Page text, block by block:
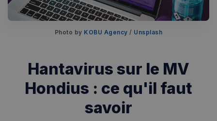
Recherche ✨Chatbot IA
Annuaire des professionnels
Photo by KOBU Agency / Unsplash
Hantavirus sur le MV
Hondius : ce qu'il faut
savoir